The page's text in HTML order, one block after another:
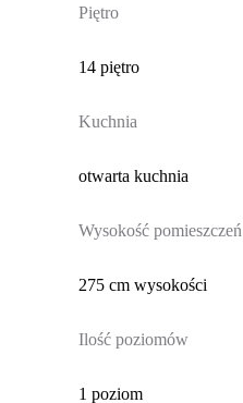
Piętro
14 piętro
Kuchnia
otwarta kuchnia
Wysokość pomieszczeń
275 cm wysokości
Ilość poziomów
1 poziom